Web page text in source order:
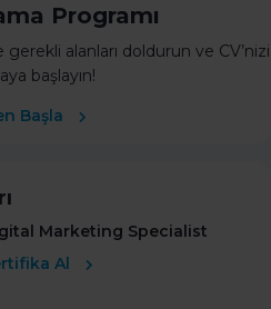
Programı
gerekli alanları doldurun ve CV’nizi
başlayın!
Başla
Marketing Specialist
Al